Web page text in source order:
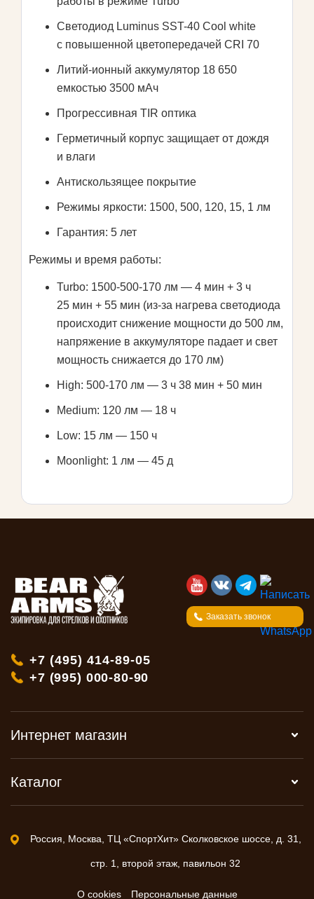
Светодиод Luminus SST-40 Cool white
с повышенной цветопередачей CRI 70
Литий-ионный аккумулятор 18 650
емкостью 3500 мАч
Прогрессивная TIR оптика
Герметичный корпус защищает от дождя
и влаги
Антискользящее покрытие
Режимы яркости: 1500, 500, 120, 15, 1 лм
Гарантия: 5 лет
Режимы и время работы:
Turbo: 1500-500-170 лм — 4 мин + 3 ч
25 мин + 55 мин (из-за нагрева светодиода
происходит снижение мощности до 500 лм,
напряжение в аккумуляторе падает и свет
мощность снижается до 170 лм)
High: 500-170 лм — 3 ч 38 мин + 50 мин
Medium: 120 лм — 18 ч
Low: 15 лм — 150 ч
Moonlight: 1 лм — 45 д
Заказать звонок
+7 (495) 414-89-05
+7 (995) 000-80-90
Интернет магазин
Каталог
Россия, Москва, ТЦ «СпортХит» Сколковское шоссе, д. 31,
стр. 1, второй этаж, павильон 32
О cookies Персональные данные